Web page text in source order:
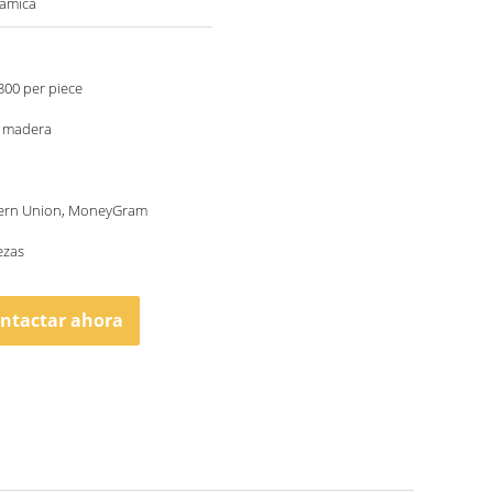
per piece
Union, MoneyGram
ahora